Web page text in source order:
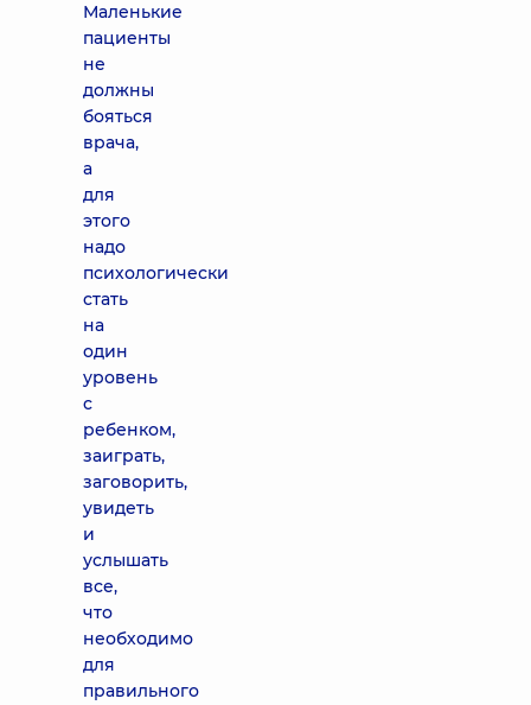
Маленькие
пациенты
не
должны
бояться
врача,
а
для
этого
надо
психологически
стать
на
один
уровень
с
ребенком,
заиграть,
заговорить,
увидеть
и
услышать
все,
что
необходимо
для
правильного